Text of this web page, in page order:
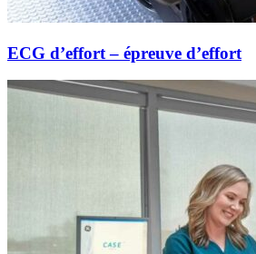
ECG d’effort – épreuve d’effort